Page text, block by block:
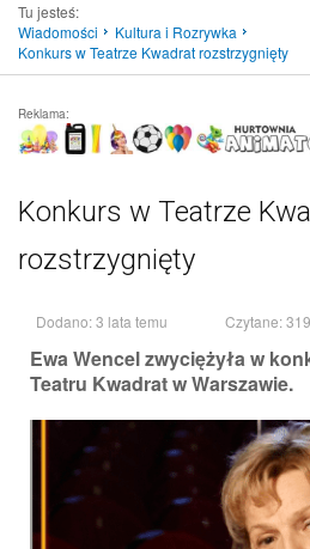
Tu jesteś:
Wiadomości
Kultura i Rozrywka
Konkurs w Teatrze Kwadrat rozstrzygnięty
Reklama:
Konkurs w Teatrze
rozstrzygnięty
Dodano: 3 lata temu Czytane: 319
Ewa Wencel zwyciężyła w
Teatru Kwadrat w Warszawie.